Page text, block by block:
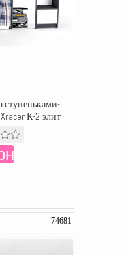
ступеньками-
К-2 элит
74681